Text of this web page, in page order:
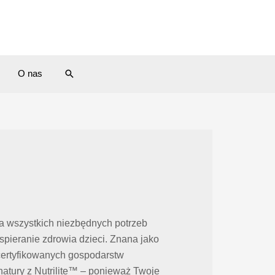
O nas Search
wszystkich niezbędnych potrzeb
zdrowia dzieci. Znana jako
gospodarstw
z Nutrilite™ – ponieważ Twoje